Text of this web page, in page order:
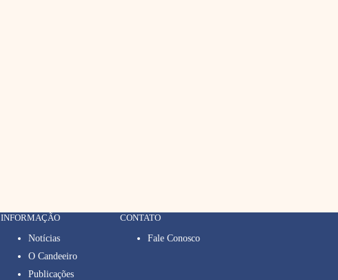
INFORMAÇÃO
Notícias
O Candeeiro
Publicações
CONTATO
Fale Conosco